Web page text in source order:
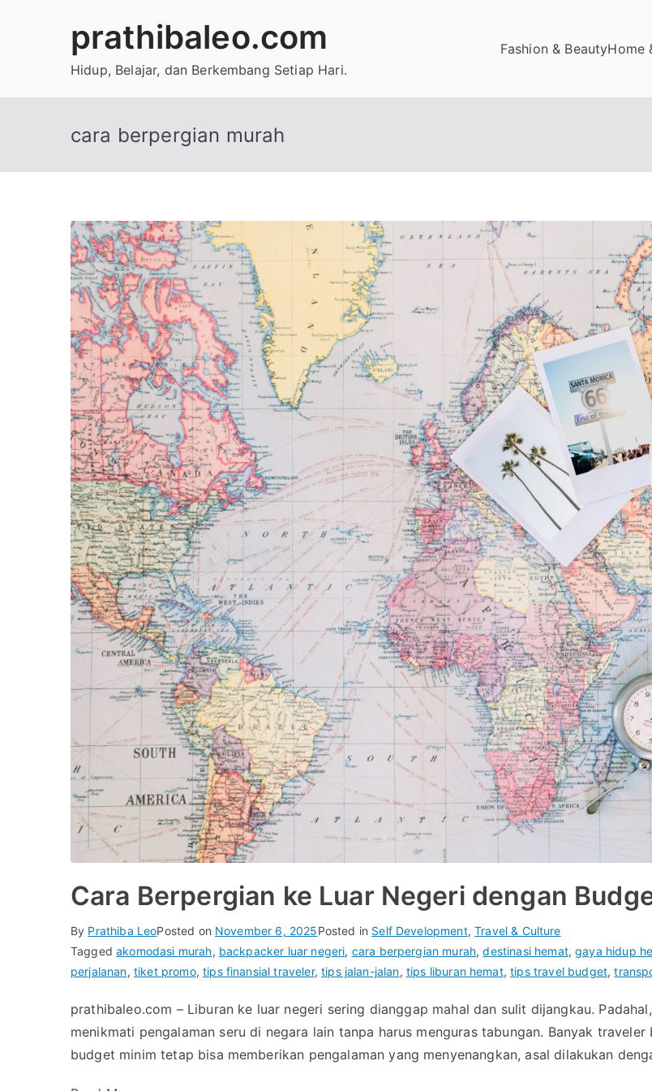
prathibaleo.com
Hidup, Belajar, dan Berkembang Setiap Hari.
Fashion & BeautyHome
cara berpergian murah
Cara Berpergian ke Luar Negeri dengan
By Prathiba LeoPosted on November 6, 2025Posted in Self Development,Travel & Culture
Taggedakomodasi murah, backpacker luar negeri, cara berpergian murah,destinasi hemat,gaya hidup
perjalanan, tiket promo,tips finansial traveler,tips jalan-jalan, tips liburan hemat,tips travel budget,
prathibaleo.com – Liburan ke luar negeri sering dianggap mahal dan sulit dijangkau.
menikmati pengalaman seru di negara lain tanpa harus menguras tabungan. Banyak
budget minim tetap bisa memberikan pengalaman yang menyenangkan, asal dilakukan